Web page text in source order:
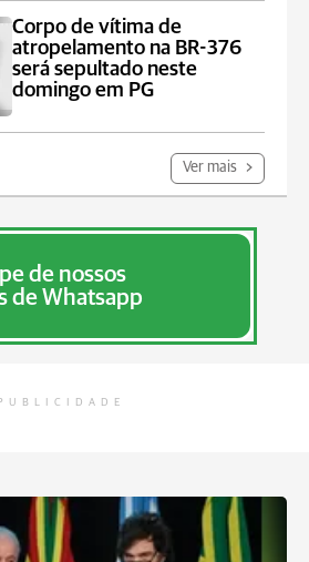
Corpo de vítima de
atropelamento na BR-376
será sepultado neste
domingo em PG
Ver mais
de nossos
de Whatsapp
PUBLICIDADE